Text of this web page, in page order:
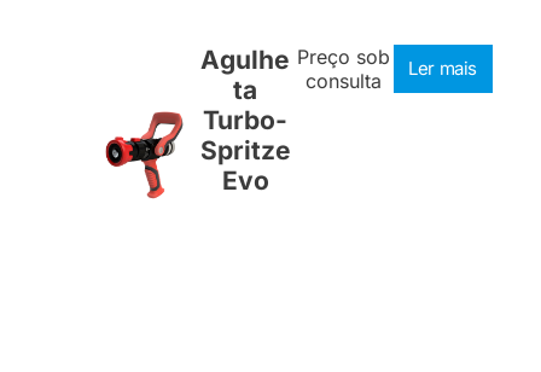
Agulhe
ta
Turbo-
Spritze
Evo
Preço sob
consulta
Ler mais